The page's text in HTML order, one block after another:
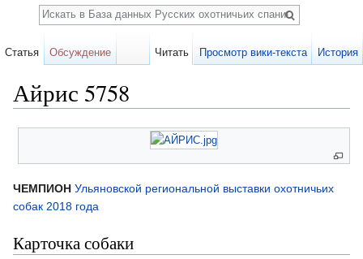
Айрис 5758
ЧЕМПИОН Ульяновской региональной выставки охотничьих
собак 2018 года
Карточка собаки
Статья Обсуждение Читать Просмотр вики-текста История
Поиск